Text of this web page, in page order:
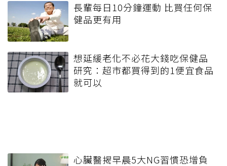
長輩每日10分鐘運動 比買任何保
健品更有用
想延緩老化不必花大錢吃保健品
研究：超市都買得到的1便宜食品
就可以
心臟醫揭早晨5大NG習慣恐增負